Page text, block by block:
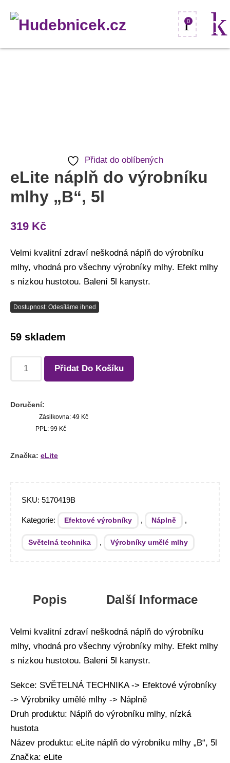
0
Přidat do oblíbených
eLite náplň do výrobníku
mlhy „B“, 5l
319 Kč
Velmi kvalitní zdraví neškodná náplň do výrobníku
mlhy, vhodná pro všechny výrobníky mlhy. Efekt mlhy
s nízkou hustotou. Balení 5l kanystr.
Dostupnost: Odesíláme ihned
59 skladem
množství
Přidat Do Košíku
Doručení:
Zásilkovna: 49 Kč
PPL: 99 Kč
Značka: eLite
SKU: 5170419B
Kategorie: Efektové výrobníky , Náplně ,
Světelná technika , Výrobníky umělé mlhy
Popis Další Informace
Velmi kvalitní zdraví neškodná náplň do výrobníku
mlhy, vhodná pro všechny výrobníky mlhy. Efekt mlhy
s nízkou hustotou. Balení 5l kanystr.
Sekce: SVĚTELNÁ TECHNIKA -> Efektové výrobníky
-> Výrobníky umělé mlhy -> Náplně
Druh produktu: Náplň do výrobníku mlhy, nízká
hustota
Název produktu: eLite náplň do výrobníku mlhy „B“, 5l
Značka: eLite